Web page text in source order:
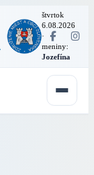
štvrtok
6.08.2026
·
meniny:
Jozefína